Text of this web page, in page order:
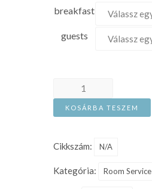
breakfast
guests
KOSÁRBA TESZEM
Cikkszám: N/A
Kategória: Room Service